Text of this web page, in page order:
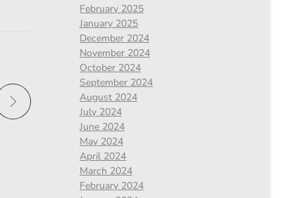
February 2025
January 2025
December 2024
November 2024
October 2024
September 2024
August 2024
July 2024
June 2024
May 2024
April 2024
March 2024
February 2024